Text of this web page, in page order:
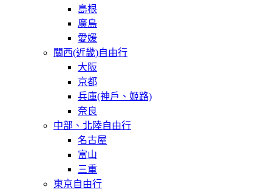
島根
廣島
愛媛
關西(近畿)自由行
大阪
京都
兵庫(神戶、姬路)
奈良
中部、北陸自由行
名古屋
富山
三重
東京自由行